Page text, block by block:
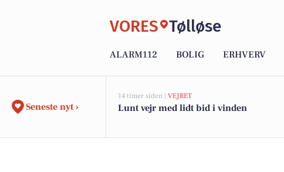
VORES Tølløse
ALARM112 BOLIG ERHVERV
Seneste nyt ›
14 timer siden | VEJRET
Lunt vejr med lidt bid i vinden